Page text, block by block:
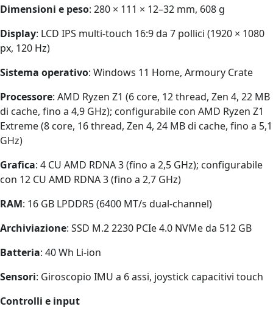
Dimensioni e peso: 280 × 111 × 12–32 mm, 608 g
Display: LCD IPS multi-touch 16:9 da 7 pollici (1920 × 1080
px, 120 Hz)
Sistema operativo: Windows 11 Home, Armoury Crate
Processore: AMD Ryzen Z1 (6 core, 12 thread, Zen 4, 22 MB
di cache, fino a 4,9 GHz); configurabile con AMD Ryzen Z1
Extreme (8 core, 16 thread, Zen 4, 24 MB di cache, fino a 5,1
GHz)
Grafica: 4 CU AMD RDNA 3 (fino a 2,5 GHz); configurabile
con 12 CU AMD RDNA 3 (fino a 2,7 GHz)
RAM: 16 GB LPDDR5 (6400 MT/s dual-channel)
Archiviazione: SSD M.2 2230 PCIe 4.0 NVMe da 512 GB
Batteria: 40 Wh Li-ion
Sensori: Giroscopio IMU a 6 assi, joystick capacitivi touch
Controlli e input